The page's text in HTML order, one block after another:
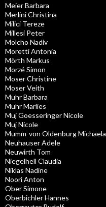
Meier Barbara
Merlini Christina
Milici Tereze
Millesi Peter
Molcho Nadiv
Moretti Antonia
Mörth Markus
Morzé Simon
Moser Christine
Moser Veith
Muhr Barbara
Muhr Marlies
Muj Goesseringer Nicole
Muj Nicole
Mumm-von Oldenburg Michaela
Neuhauser Adele
Neuwirth Tom
Niegelhell Claudia
Niklas Nadine
Noori Anton
Ober Simone
Oberbichler Hannes